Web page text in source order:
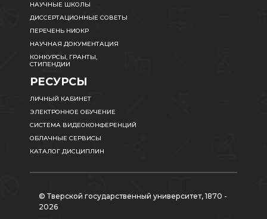
НАУЧНЫЕ ШКОЛЫ
ДИССЕРТАЦИОННЫЕ СОВЕТЫ
ПЕРЕЧЕНЬ НИОКР
НАУЧНАЯ ДОКУМЕНТАЦИЯ
КОНКУРСЫ, ГРАНТЫ,
СТИПЕНДИИ
РЕСУРСЫ
ЛИЧНЫЙ КАБИНЕТ
ЭЛЕКТРОННОЕ ОБУЧЕНИЕ
СИСТЕМА ВИДЕОКОНФЕРЕНЦИЙ
ОБЛАЧНЫЕ СЕРВИСЫ
КАТАЛОГ ДИСЦИПЛИН
© Тверской государственный университет, 1870 -
2026